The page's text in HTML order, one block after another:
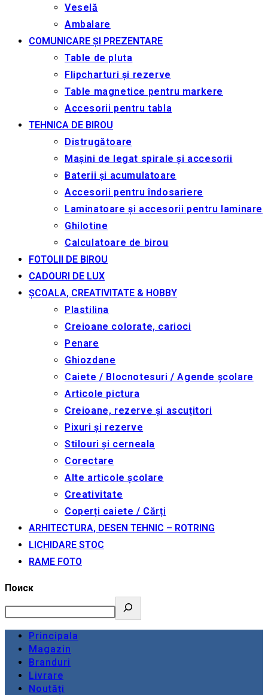
Veselă
Ambalare
COMUNICARE ȘI PREZENTARE
Table de pluta
Flipcharturi și rezerve
Table magnetice pentru markere
Accesorii pentru tabla
TEHNICA DE BIROU
Distrugătoare
Mașini de legat spirale și accesorii
Baterii și acumulatoare
Accesorii pentru îndosariere
Laminatoare și accesorii pentru laminare
Ghilotine
Calculatoare de birou
FOTOLII DE BIROU
CADOURI DE LUX
ȘCOALA, CREATIVITATE & HOBBY
Plastilina
Creioane colorate, carioci
Penare
Ghiozdane
Caiete / Blocnotesuri / Agende școlare
Articole pictura
Creioane, rezerve și ascuțitori
Pixuri și rezerve
Stilouri și cerneala
Corectare
Alte articole școlare
Creativitate
Coperți caiete / Cărți
ARHITECTURA, DESEN TEHNIC – ROTRING
LICHIDARE STOC
RAME FOTO
Поиск
Principala
Magazin
Branduri
Livrare
Noutăți